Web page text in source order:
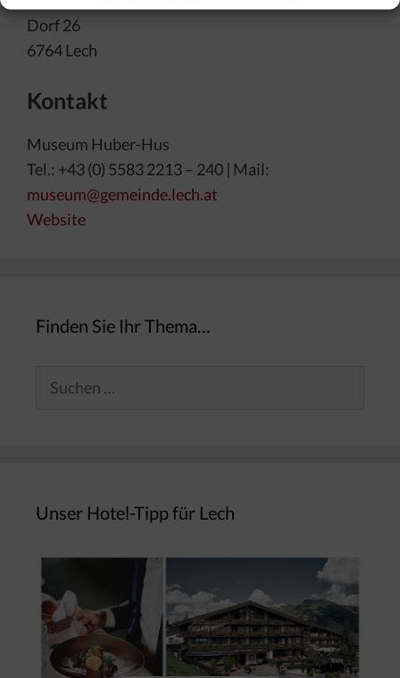
Dorf 26
6764 Lech
Kontakt
Museum Huber-Hus
Tel.: +43 (0) 5583 2213 – 240 | Mail:
museum@gemeinde.lech.at
Website
Finden Sie Ihr Thema…
Unser Hotel-Tipp für Lech